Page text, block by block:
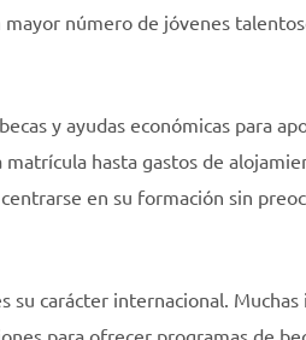
número de jóvenes
y ayudas económicas para
hasta gastos de
en su formación sin
su carácter internacional.
para ofrecer programas de